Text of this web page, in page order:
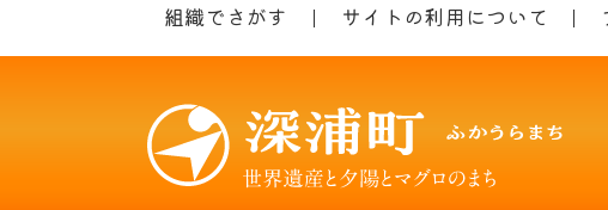
組織でさがす サイトの利用について